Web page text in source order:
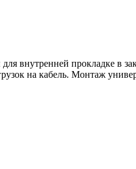
внутренней прокладке в
на кабель. Монтаж